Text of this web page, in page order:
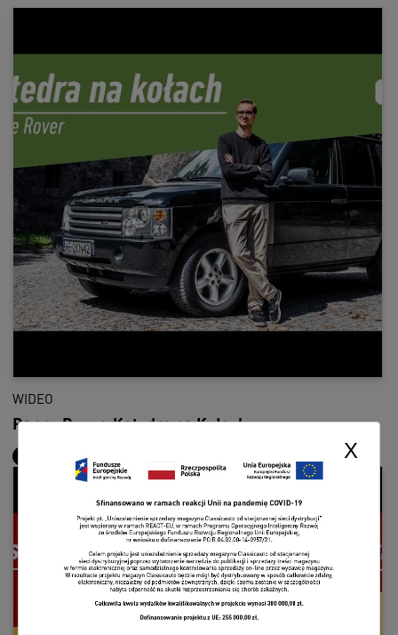
X
WIDEO
Range Rover: Katedra na Kołach
Benedykt Dziarski